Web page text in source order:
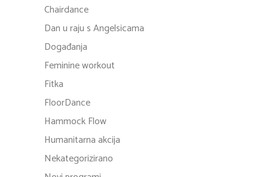
Chairdance
Dan u raju s Angelsicama
Događanja
Feminine workout
Fitka
FloorDance
Hammock Flow
Humanitarna akcija
Nekategorizirano